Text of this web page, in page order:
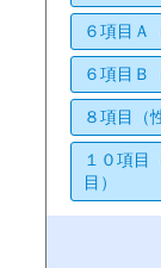
６項目Ａ
６項目Ｂ
８項目（
１０項目
目）